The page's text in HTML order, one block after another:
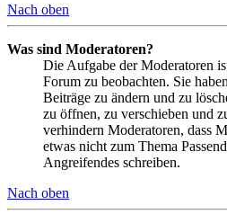
Nach oben
Was sind Moderatoren?
Die Aufgabe der Moderatoren
Forum zu beobachten. Sie
Beiträge zu ändern und zu
zu öffnen, zu verschieben und
verhindern Moderatoren, dass
etwas nicht zum Thema
Angreifendes schreiben.
Nach oben